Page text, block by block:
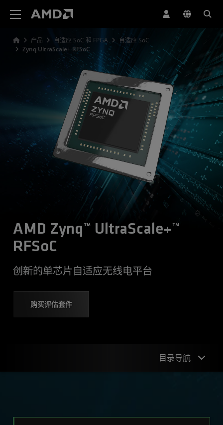
产品 自适应 SoC 和 FPGA
自适应 SoC
Zynq UltraScale+ RFSoC
AMD Zynq™ UltraScale+™
RFSoC
创新的单芯片自适应无线电平台
购买评估套件
目录导航